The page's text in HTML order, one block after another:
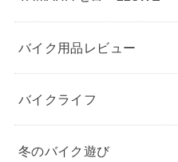
バイク用品レビュー
バイクライフ
冬のバイク遊び